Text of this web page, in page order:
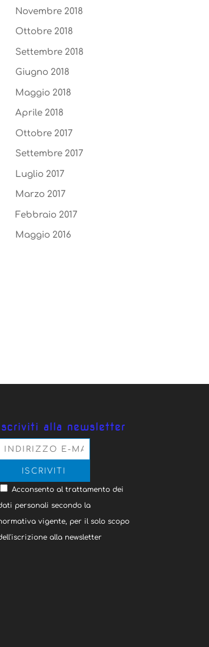
Novembre 2018
Ottobre 2018
Settembre 2018
Giugno 2018
Maggio 2018
Aprile 2018
Ottobre 2017
Settembre 2017
Luglio 2017
Marzo 2017
Febbraio 2017
Maggio 2016
alla newsletter
Acconsento al trattamento dei
personali secondo la
vigente, per il solo scopo
alla newsletter